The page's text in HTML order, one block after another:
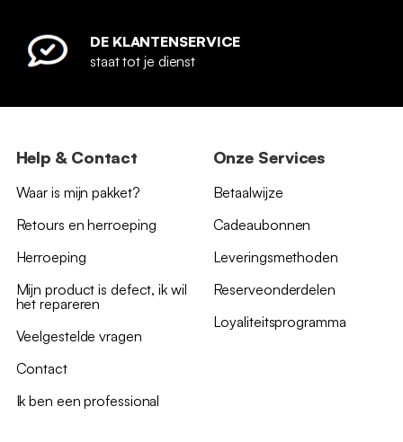
DE KLANTENSERVICE
staat tot je dienst
Help & Contact
Waar is mijn pakket?
Retours en herroeping
Herroeping
Mijn product is defect, ik wil
het repareren
Veelgestelde vragen
Contact
Ik ben een professional
Onze Services
Betaalwijze
Cadeaubonnen
Leveringsmethoden
Reserveonderdelen
Loyaliteitsprogramma